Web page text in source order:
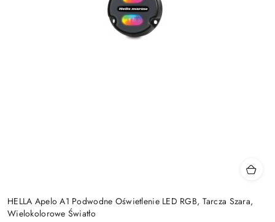
HELLA Apelo A1 Podwodne Oświetlenie LED RGB, Tarcza Szara,
Wielokolorowe Światło